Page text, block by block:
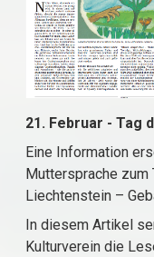
21. Februar - Tag
Eine Information
Muttersprache zum
Liechtenstein –
In diesem Artikel
Kulturverein die